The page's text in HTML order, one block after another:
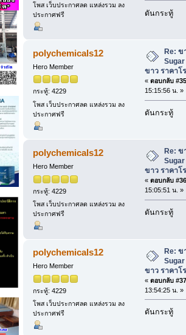
โพส เว็บประกาศลด แหล่งรวม ลง
ประกาศฟรี
ดันกระทู้
polychemicals12
Hero Member
กระทู้: 4229
โพส เว็บประกาศลด แหล่งรวม ลง
ประกาศฟรี
Re: ข
ขาว ราคาโ
« ตอบกลับ
15:15:56 น. »
ดันกระทู้
polychemicals12
Hero Member
กระทู้: 4229
โพส เว็บประกาศลด แหล่งรวม ลง
ประกาศฟรี
Re: ข
ขาว ราคาโ
« ตอบกลับ
15:05:51 น. »
ดันกระทู้
polychemicals12
Hero Member
กระทู้: 4229
โพส เว็บประกาศลด แหล่งรวม ลง
ประกาศฟรี
Re: ข
ขาว ราคาโ
« ตอบกลับ
13:54:25 น. »
ดันกระทู้